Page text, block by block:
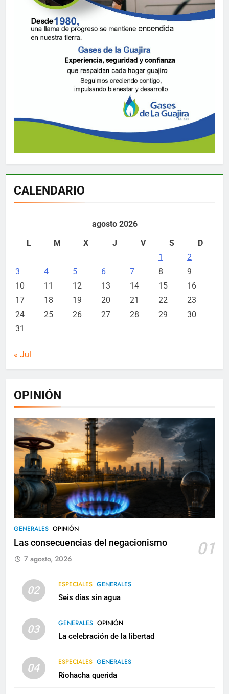
CALENDARIO
agosto 2026
L
M X J V S
D
1
2
3
4 5 6 7 8
9
10
11 12 13 14 15
16
17
18 19 20 21 22
23
24
25 26 27 28 29
30
31
« Jul
OPINIÓN
GENERALES OPINIÓN
Las consecuencias del negacionismo 01
7 agosto, 2026
02 ESPECIALES GENERALES
Seis días sin agua
03 GENERALES OPINIÓN
La celebración de la libertad
04 ESPECIALES GENERALES
Riohacha querida